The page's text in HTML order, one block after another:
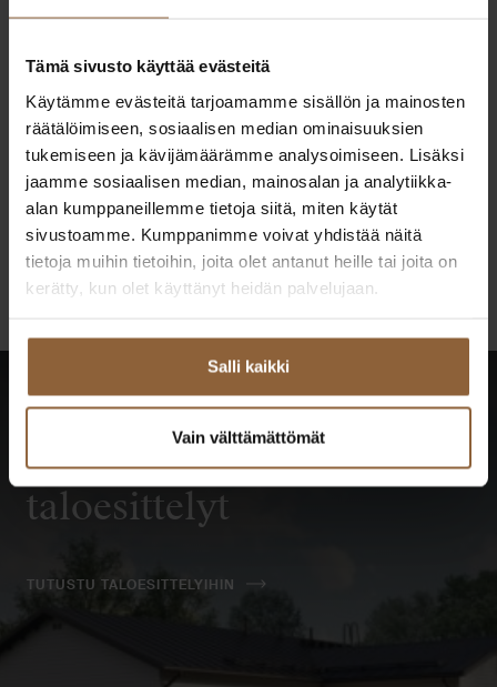
Tämä sivusto käyttää evästeitä
Käytämme evästeitä tarjoamamme sisällön ja mainosten
räätälöimiseen, sosiaalisen median ominaisuuksien
tukemiseen ja kävijämäärämme analysoimiseen. Lisäksi
jaamme sosiaalisen median, mainosalan ja analytiikka-
alan kumppaneillemme tietoja siitä, miten käytät
sivustoamme. Kumppanimme voivat yhdistää näitä
tietoja muihin tietoihin, joita olet antanut heille tai joita on
kerätty, kun olet käyttänyt heidän palvelujaan.
Salli kaikki
Vain välttämättömät
Janne Junnila
Varsinais-Suomi, Satakunta
040 686 5530
if.olatngised@alinnuj.ennaj
Katso kaikki tulevat
taloesittelyt
TUTUSTU TALOESITTELYIHIN